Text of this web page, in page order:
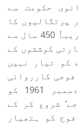
میں برطانوی حکومت سے
پرتگالیوں کا
قبضہ برقرار رہا، جو وہاں تقریباً 450 سال سے
کوششوں کے
کو تیار نہیں
فوجی کارروائی
کا فیصلہ کیا۔ 18 اور 19 دسمبر 1961 کو
شروع کر کے
فوج کو ہتھیار